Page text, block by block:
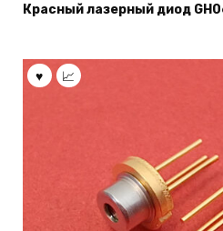
Красный лазерный диод